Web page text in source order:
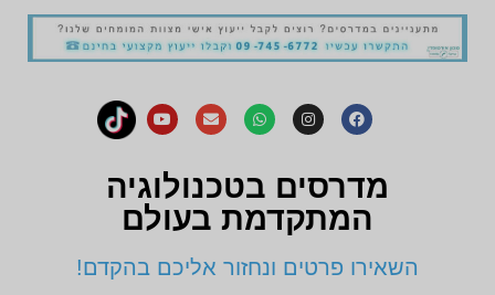
מדרסים בטכנולוגיה
המתקדמת בעולם
השאירו פרטים ונחזור אליכם בהקדם!